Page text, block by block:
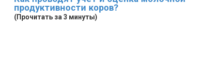
продуктивности коров?
(Прочитать за 3 минуты)